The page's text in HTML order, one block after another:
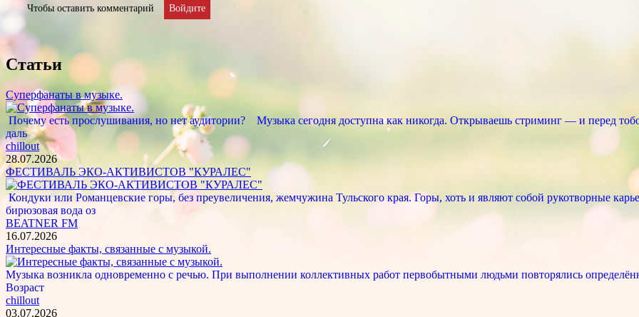
Чтобы оставить комментарий Войдите
Статьи
Суперфанаты в музыке.
Почему есть прослушивания, но нет аудитории? Музыка сегодня доступна как никогда. Открываешь стриминг — и перед
даль
chillout
28.07.2026
ФЕСТИВАЛЬ ЭКО-АКТИВИСТОВ "КУРАЛЕС"
Кондуки или Романцевские горы, без преувеличения, жемчужина Тульского края. Горы, хоть и являют собой рукотворные
бирюзовая вода оз
BEATNER FM
16.07.2026
Интересные факты, связанные с музыкой.
Музыка возникла одновременно с речью. При выполнении коллективных работ первобытными людьми повторялись
Возраст
chillout
03.07.2026